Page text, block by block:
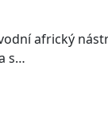
africký
s…